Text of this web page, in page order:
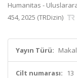
Humanitas -
454, 2025 (TRDizin)
Yayın Türü:
Cilt numarası: 13